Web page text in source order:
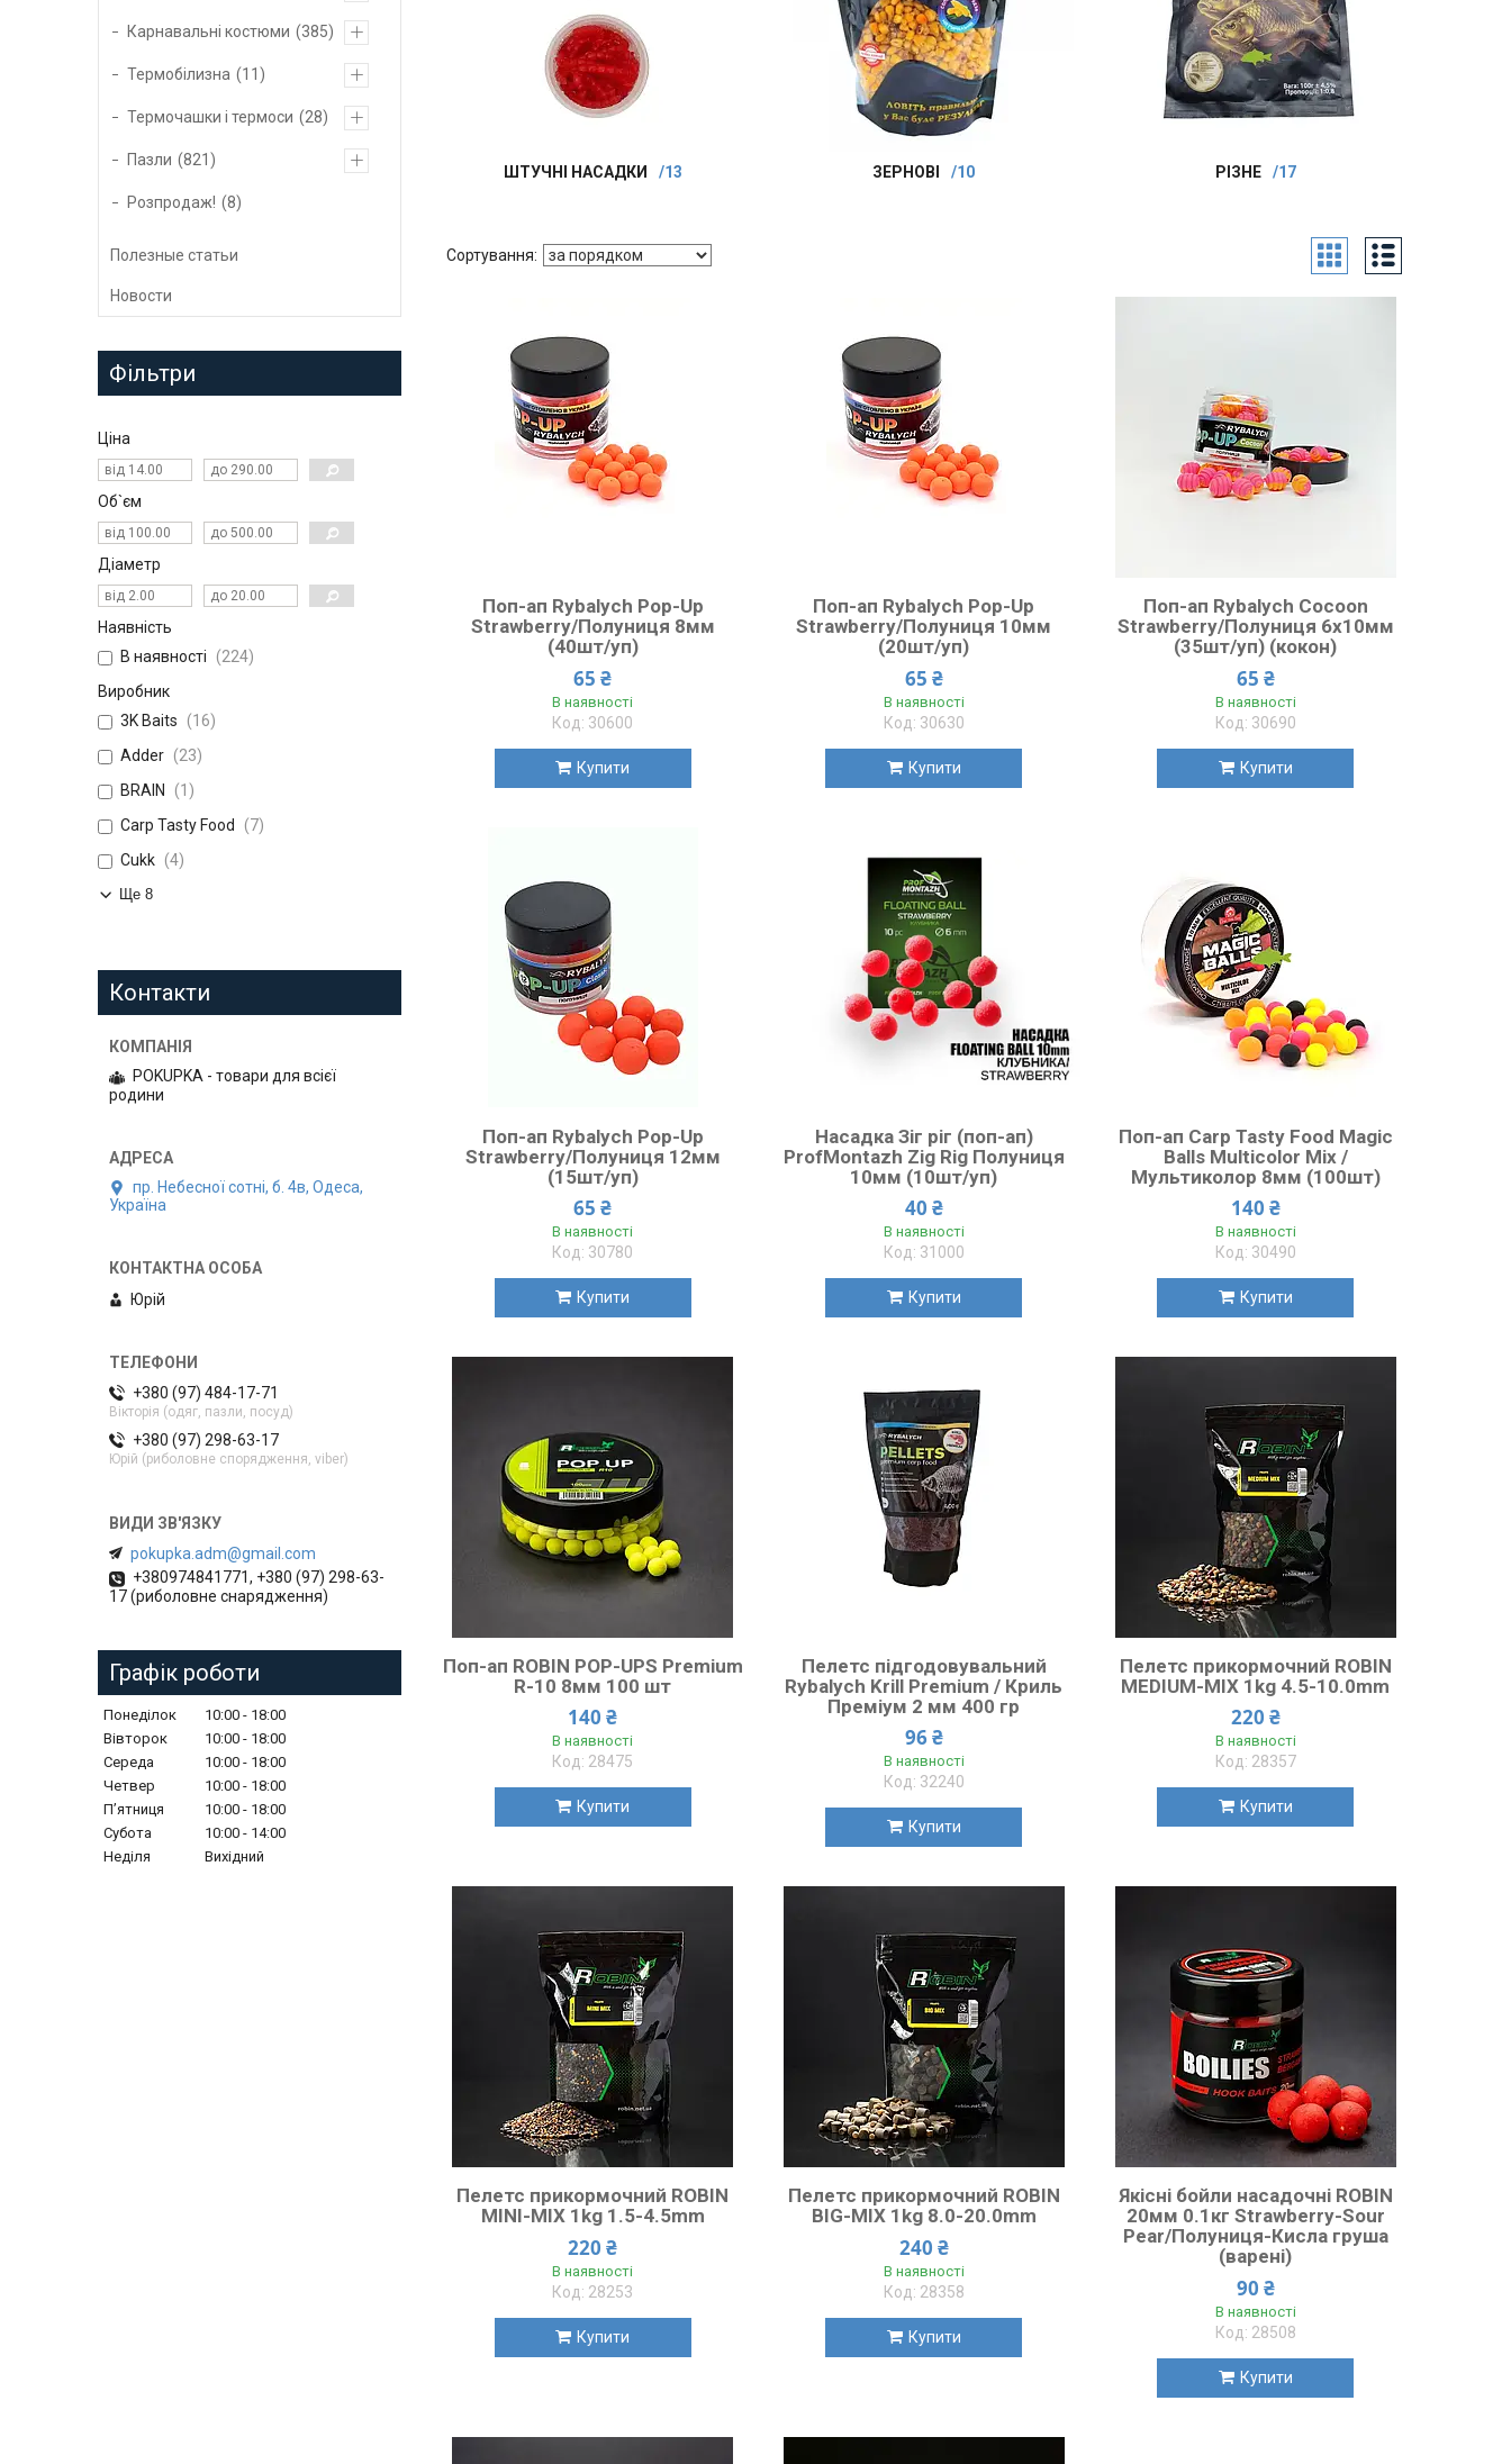
ШТУЧНІ НАСАДКИ 13 ЗЕРНОВІ 10 РІЗНЕ 17
Поп-ап Rybalych Pop-Up
Strawberry/Полуниця 8мм
(40шт/уп)
65 ₴
В наявності
30600
Купити
Поп-ап Rybalych Pop-Up
Strawberry/Полуниця 10мм
(20шт/уп)
65 ₴
В наявності
30630
Купити
Поп-ап Rybalych Cocoon
Strawberry/Полуниця 6х10мм
(35шт/уп) (кокон)
65 ₴
В наявності
30690
Купити
Поп-ап Rybalych Pop-Up
Strawberry/Полуниця 12мм
(15шт/уп)
65 ₴
В наявності
30780
Купити
Насадка Зіг ріг (поп-ап)
ProfMontazh Zig Rig Полуниця
10мм (10шт/уп)
40 ₴
В наявності
31000
Купити
Поп-ап Carp Tasty Food Magic
Balls Multicolor Mix /
Мультиколор 8мм (100шт)
140 ₴
В наявності
30490
Купити
Поп-ап ROBIN POP-UPS Premium
R-10 8мм 100 шт
140 ₴
В наявності
28475
Купити
Пелетс підгодовувальний
Rybalych Krill Premium / Криль
Преміум 2 мм 400 гр
96 ₴
В наявності
32240
Купити
Пелетс прикормочний ROBIN
MEDIUM-MIX 1kg 4.5-10.0mm
220 ₴
В наявності
28357
Купити
Пелетс прикормочний ROBIN
MINI-MIX 1kg 1.5-4.5mm
220 ₴
В наявності
28253
Купити
Пелетс прикормочний ROBIN
BIG-MIX 1kg 8.0-20.0mm
240 ₴
В наявності
28358
Купити
Якісні бойли насадочні ROBIN
20мм 0.1кг Strawberry-Sour
Pear/Полуниця-Кисла груша
(варені)
90 ₴
В наявності
28508
Купити
Карнавальні костюми 385
Термобілизна 11
Термочашки і термоси 28
Пазли 821
Розпродаж! 8
Полезные статьи
Новости
Фільтри
Ціна
Об`єм
Діаметр
Наявність
В наявності
224
Виробник
3K Baits
16
Adder
23
BRAIN
1
Carp Tasty Food
7
Cukk
4
Ще 8
Контакти
POKUPKA - товари для всієї
родини
пр. Небесної сотні, б. 4в, Одеса,
Україна
Юрій
+380 (97) 484-17-71
Вікторія (одяг, пазли, посуд)
+380 (97) 298-63-17
Юрій (риболовне спорядження, viber)
pokupka.adm@gmail.com
+380974841771, +380 (97) 298-63-
17 (риболовне снарядження)
Графік роботи
Понеділок 10:00
18:00
Вівторок
10:00
18:00
Середа
10:00
18:00
Четвер
10:00
18:00
Пʼятниця
10:00
18:00
Субота
10:00
14:00
Неділя
Вихідний